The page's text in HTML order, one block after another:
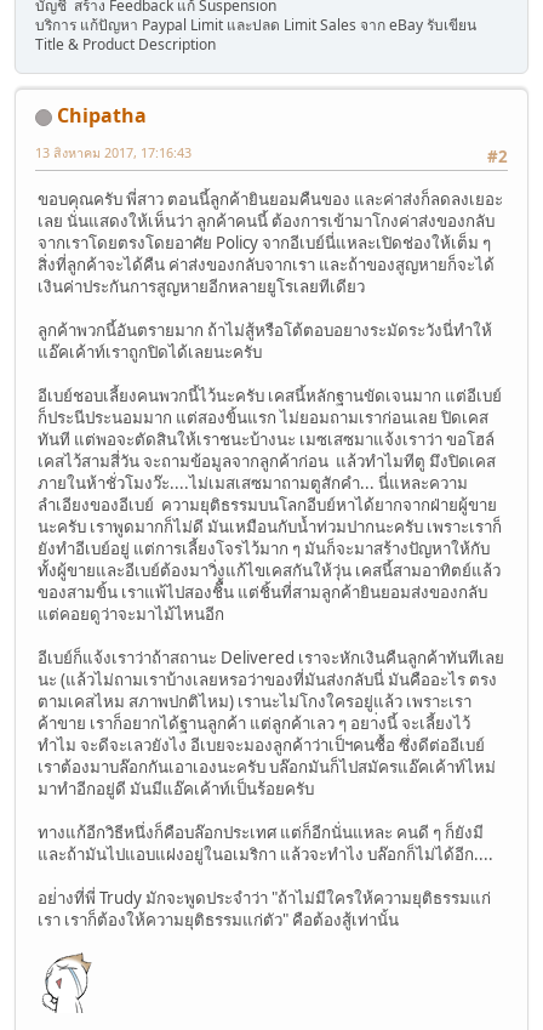
บัญชี สร้าง Feedback แก้ Suspension
บริการ แก้ปัญหา Paypal Limit และปลด Limit Sales จาก eBay รับเขียน
Title & Product Description
Chipatha
#2
13 สิงหาคม 2017, 17:16:43
ขอบคุณครับ พี่สาว ตอนนี้ลูกค้ายินยอมคืนของ และค่าส่งก็ลดลงเยอะ
เลย นั่นแสดงให้เห็นว่า ลูกค้าคนนี้ ต้องการเข้ามาโกงค่าส่งของกลับ
จากเราโดยตรงโดยอาศัย Policy จากอีเบย์นี่แหละเปิดช่องให้เต็ม ๆ
สิ่งที่ลูกค้าจะได้คืน ค่าส่งของกลับจากเรา และถ้าของสูญหายก็จะได้
เงินค่าประกันการสูญหายอีกหลายยูโรเลยทีเดียว
ลูกค้าพวกนี้อันตรายมาก ถ้าไม่สู้หรือโต้ตอบอยางระมัดระวังนี่ทำให้
แอ๊คเค้าท์เราถูกปิดได้เลยนะครับ
อีเบย์ชอบเลี้ยงคนพวกนี้ไว้นะครับ เคสนี้หลักฐานขัดเจนมาก แต่อีเบย์
ก็ประนีประนอมมาก แต่สองขิ้นแรก ไม่ยอมถามเราก่อนเลย ปิดเคส
ทันที แต่พอจะตัดสินให้เราชนะบ้างนะ เมซเสซมาแจ้งเราว่า ขอโฮล์
เคสไว้สามสี่วัน จะถามข้อมูลจากลูกค้าก่อน แล้วทำไมทีตู มึงปิดเคส
ภายในห้าชั่วโมงว๊ะ....ไม่เมสเสซมาถามตูสักคำ... นี่แหละความ
ลำเอียงของอีเบย์ ความยุติธรรมบนโลกอีบย์หาได้ยากจากฝ่ายผู้ขาย
นะครับ เราพูดมากก็ไม่ดี มันเหมือนกับน้ำท่วมปากนะครับ เพราะเราก็
ยังทำอีเบย์อยู่ แต่การเลี้ยงโจรไว้มาก ๆ มันก็จะมาสร้างปัญหาให้กับ
ทั้งผู้ขายและอีเบย์ต้องมาวิ่งแก้ไขเคสกันให้วุ่น เคสนี้สามอาทิตย์แล้ว
ของสามขิ้น เราแพ้ไปสองชิื้น แต่ชิ้นที่สามลูกค้ายินยอมส่งของกลับ
แต่คอยดูว่าจะมาไม้ไหนอีก
อีเบย์ก็แจ้งเราว่าถ้าสถานะ Delivered เราจะหักเงินคืนลูกค้าทันทีเลย
นะ (แล้วไม่ถามเราบ้างเลยหรอว่าของที่มันส่งกลับนี่ มันคืออะไร ตรง
ตามเคสไหม สภาพปกติไหม) เรานะไม่โกงใครอยู่แล้ว เพราะเรา
ค้าขาย เราก็อยากได้ฐานลูกค้า แต่ลูกค้าเลว ๆ อยา่งนี้ จะเลี้ยงไว้
ทำไม จะดีจะเลวยังไง อีเบยจะมองลูกค้าว่าเป็ฯคนซื้อ ซึ่งดีต่ออีเบย์
เราต้องมาบล๊อกกันเอาเองนะครับ บล๊อกมันก็ไปสมัครแอ๊คเค้าท์ไหม่
มาทำอีกอยู่ดี มันมีแอ๊คเค้าท์เป็นร้อยครับ
ทางแก้อีกวิธีหนึ่งก็คือบล๊อกประเทศ แต่ก็อีกนั่นแหละ คนดี ๆ ก็ยังมี
และถ้ามันไปแอบแฝงอยู่ในอเมริกา แล้วจะทำไง บล๊อกก็ไม่ได้อีก....
อย่่างที่พี่ Trudy มักจะพูดประจำว่า "ถ้าไม่มีใครให้ความยุติธรรมแก่
เรา เราก็ต้องให้ความยุติธรรมแก่ตัว" คือต้องสู้เท่านั้น